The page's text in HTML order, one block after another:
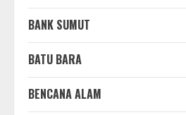
BANK SUMUT
BATU BARA
BENCANA ALAM